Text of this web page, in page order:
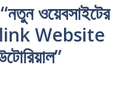
ওয়েবসাইটের
Website